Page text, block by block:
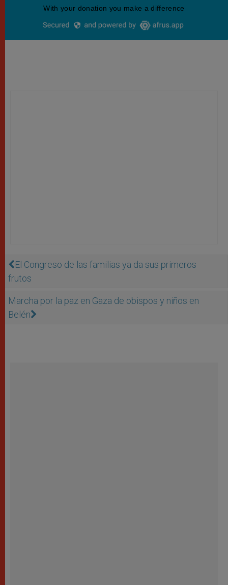
El Congreso de las familias ya da sus primeros
frutos
Marcha por la paz en Gaza de obispos y niños en
Belén